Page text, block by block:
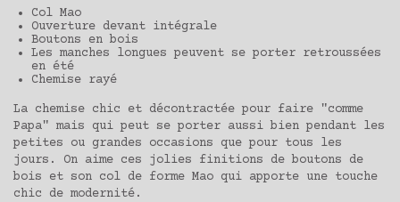
Col Mao
Ouverture devant intégrale
Boutons en bois
Les manches longues peuvent se porter retroussées
en été
Chemise rayé
La chemise chic et décontractée pour faire "comme
Papa" mais qui peut se porter aussi bien pendant les
petites ou grandes occasions que pour tous les
jours. On aime ces jolies finitions de boutons de
bois et son col de forme Mao qui apporte une touche
chic de modernité.